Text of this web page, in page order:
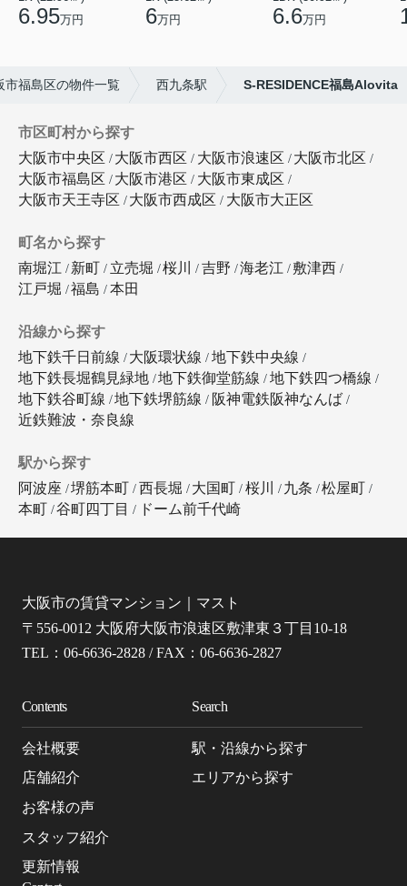
6.95万円 6万円 6.6万円
市福島区の物件一覧 西九条駅 S-RESIDENCE福島Alovita
市区町村から探す
大阪市中央区
大阪市西区 大阪市浪速区
大阪市北区
大阪市福島区
大阪市港区
大阪市東成区
大阪市天王寺区
大阪市西成区 大阪市大正区
町名から探す
南堀江
新町 立売堀 桜川 吉野 海老江
敷津西
江戸堀
福島 本田
沿線から探す
地下鉄千日前線
大阪環状線 地下鉄中央線
地下鉄長堀鶴見緑地
地下鉄御堂筋線 地下鉄四つ橋線
地下鉄谷町線
地下鉄堺筋線 阪神電鉄阪神なんば
近鉄難波・奈良線
駅から探す
阿波座
堺筋本町 西長堀 大国町 桜川 九条
松屋町
本町
谷町四丁目 ドーム前千代崎
大阪市の賃貸マンション｜マスト
〒556-0012 大阪府大阪市浪速区敷津東３丁目10-18
TEL：06-6636-2828 / FAX：06-6636-2827
Contents
会社概要
店舗紹介
お客様の声
スタッフ紹介
更新情報
Search
駅・沿線から探す
エリアから探す